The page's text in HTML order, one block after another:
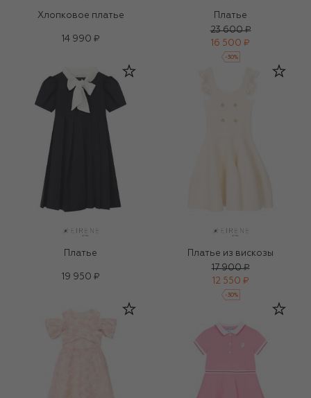
Хлопковое платье
14 990 ₽
Платье
23 600 ₽
16 500 ₽
-30%
Платье
19 950 ₽
Платье из вискозы
17 900 ₽
12 550 ₽
-30%